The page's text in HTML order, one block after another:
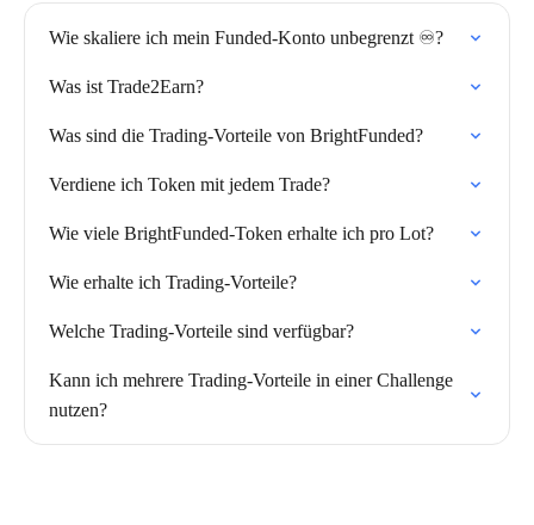
Wie skaliere ich mein Funded-Konto unbegrenzt ♾️?
Was ist Trade2Earn?
Was sind die Trading-Vorteile von BrightFunded?
Verdiene ich Token mit jedem Trade?
Wie viele BrightFunded-Token erhalte ich pro Lot?
Wie erhalte ich Trading-Vorteile?
Welche Trading-Vorteile sind verfügbar?
Kann ich mehrere Trading-Vorteile in einer Challenge
nutzen?